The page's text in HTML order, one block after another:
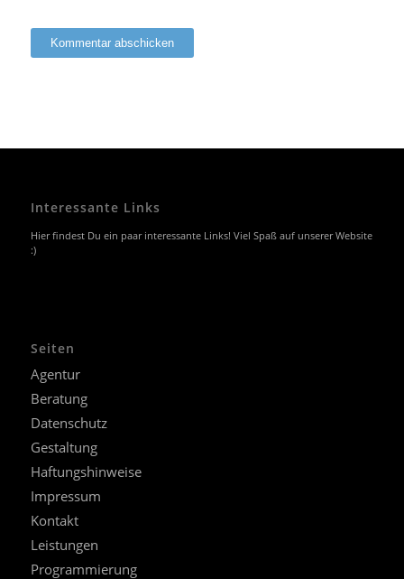
Interessante Links
Hier findest Du ein paar interessante Links! Viel Spaß auf unserer Website
:)
Seiten
Agentur
Beratung
Datenschutz
Gestaltung
Haftungshinweise
Impressum
Kontakt
Leistungen
Programmierung